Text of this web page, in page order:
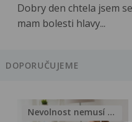
Dobry den chtela jsem
mam bolesti hlavy...
DOPORUČUJEME
Nevolnost nemusí být nutnou...